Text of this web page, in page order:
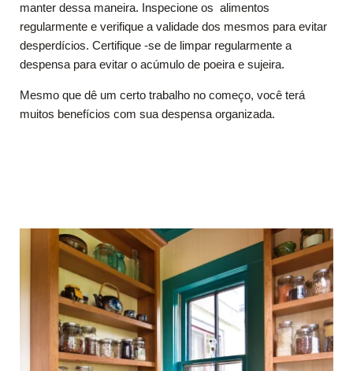
manter dessa maneira. Inspecione os alimentos
regularmente e verifique a validade dos mesmos para evitar
desperdícios. Certifique -se de limpar regularmente a
despensa para evitar o acúmulo de poeira e sujeira.
Mesmo que dê um certo trabalho no começo, você terá
muitos benefícios com sua despensa organizada.